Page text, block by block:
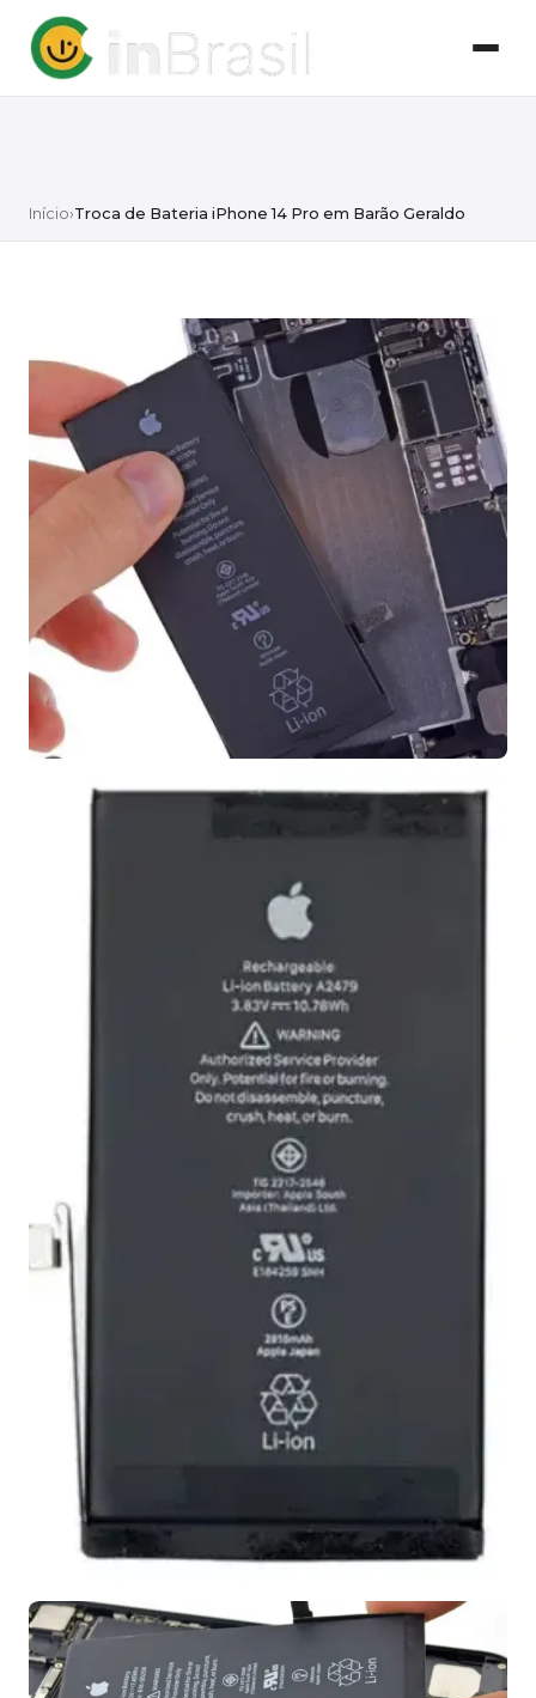
Início›Troca de Bateria iPhone 14 Pro em Barão Geraldo